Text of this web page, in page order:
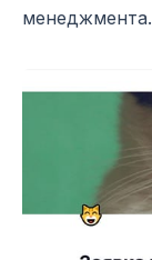
менеджмента.